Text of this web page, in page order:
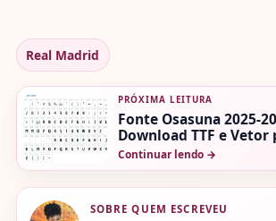
Real Madrid
PRÓXIMA LEITURA
Fonte Osasuna 2025-
Download TTF e Vetor
Continuar lendo →
SOBRE QUEM ESCREVEU